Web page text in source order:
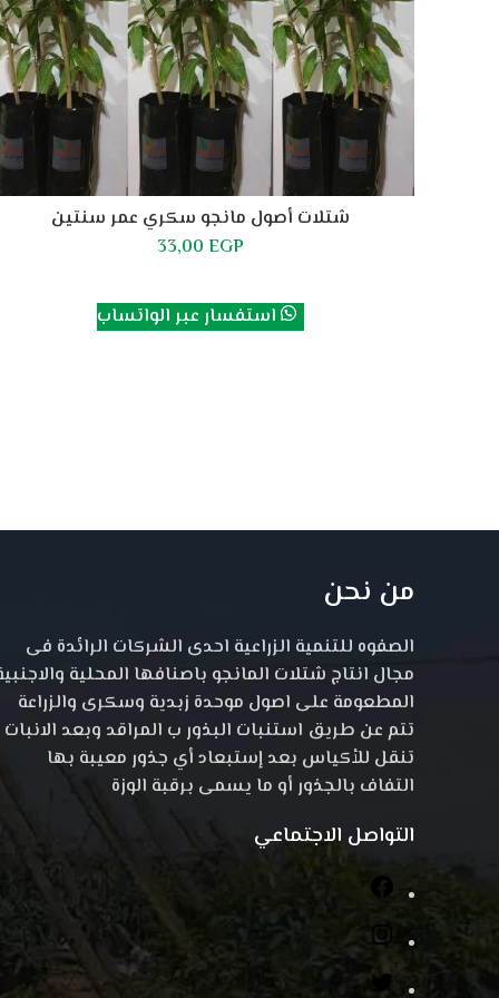
شتلات أصول مانجو سكري عمر سنتين
33,00 EGP
استفسار عبر الواتساب
من نحن
الصفوه للتنمية الزراعية احدى الشركات الرائدة فى
مجال انتاج شتلات المانجو باصنافها المحلية
المطعومة على اصول موحدة زبدية وسكرى والزراعة
تتم عن طريق استنبات البذور ب المراقد وبعد الانبات
تنقل للأكياس بعد إستبعاد أي جذور معيبة بها
التفاف بالجذور أو ما يسمى برقبة الوزة
التواصل الاجتماعي